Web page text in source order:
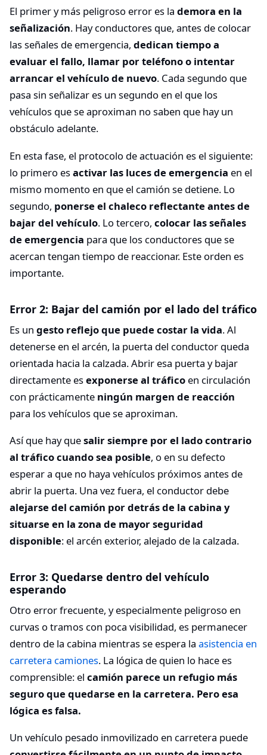
El primer y más peligroso error es la demora en la
señalización. Hay conductores que, antes de colocar
las señales de emergencia, dedican tiempo a
evaluar el fallo, llamar por teléfono o intentar
arrancar el vehículo de nuevo. Cada segundo que
pasa sin señalizar es un segundo en el que los
vehículos que se aproximan no saben que hay un
obstáculo adelante.
En esta fase, el protocolo de actuación es el siguiente:
lo primero esactivar las luces de emergencia en el
mismo momento en que el camión se detiene. Lo
segundo, ponerse el chaleco reflectante antes de
bajar del vehículo. Lo tercero, colocar las señales
de emergencia para que los conductores que se
acercan tengan tiempo de reaccionar. Este orden es
importante.
Error 2: Bajar del camión por el lado del tráfico
Es un gesto reflejo que puede costar la vida. Al
detenerse en el arcén, la puerta del conductor queda
orientada hacia la calzada. Abrir esa puerta y bajar
directamente esexponerse al tráfico en circulación
con prácticamente ningún margen de reacción
para los vehículos que se aproximan.
Así que hay quesalir siempre por el lado contrario
al tráfico cuando sea posible, o en su defecto
esperar a que no haya vehículos próximos antes de
abrir la puerta. Una vez fuera, el conductor debe
alejarse del camión por detrás de la cabina y
situarse en la zona de mayor seguridad
disponible: el arcén exterior, alejado de la calzada.
Error 3: Quedarse dentro del vehículo
esperando
Otro error frecuente, y especialmente peligroso en
curvas o tramos con poca visibilidad, es permanecer
dentro de la cabina mientras se espera la asistencia en
carretera camiones. La lógica de quien lo hace es
comprensible: el camión parece un refugio más
seguro que quedarse en la carretera. Pero esa
lógica es falsa.
Un vehículo pesado inmovilizado en carretera puede